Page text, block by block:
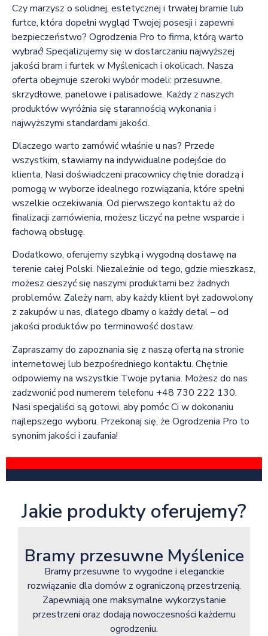
Czy marzysz o solidnej, estetycznej i trwałej bramie lub
furtce, która dopełni wygląd Twojej posesji i zapewni
bezpieczeństwo? Ogrodzenia Pro to firma, którą warto
wybrać! Specjalizujemy się w dostarczaniu najwyższej
jakości bram i furtek w Myślenicach i okolicach. Nasza
oferta obejmuje szeroki wybór modeli: przesuwne,
skrzydłowe, panelowe i palisadowe. Każdy z naszych
produktów wyróżnia się starannością wykonania i
najwyższymi standardami jakości.
Dlaczego warto zamówić właśnie u nas? Przede
wszystkim, stawiamy na indywidualne podejście do
klienta. Nasi doświadczeni pracownicy chętnie doradzą i
pomogą w wyborze idealnego rozwiązania, które spełni
wszelkie oczekiwania. Od pierwszego kontaktu aż do
finalizacji zamówienia, możesz liczyć na pełne wsparcie i
fachową obsługę.
Dodatkowo, oferujemy szybką i wygodną dostawę na
terenie całej Polski. Niezależnie od tego, gdzie mieszkasz,
możesz cieszyć się naszymi produktami bez żadnych
problemów. Zależy nam, aby każdy klient był zadowolony
z zakupów u nas, dlatego dbamy o każdy detal – od
jakości produktów po terminowość dostaw.
Zapraszamy do zapoznania się z naszą ofertą na stronie
internetowej lub bezpośredniego kontaktu. Chętnie
odpowiemy na wszystkie Twoje pytania. Możesz do nas
zadzwonić pod numerem telefonu +48 730 222 130.
Nasi specjaliści są gotowi, aby pomóc Ci w dokonaniu
najlepszego wyboru. Przekonaj się, że Ogrodzenia Pro to
synonim jakości i zaufania!
Jakie produkty oferujemy?
Bramy przesuwne Myślenice
Bramy przesuwne to wygodne i eleganckie
rozwiązanie dla domów z ograniczoną przestrzenią.
Zapewniają one maksymalne wykorzystanie
przestrzeni oraz dodają nowoczesności każdemu
ogrodzeniu.